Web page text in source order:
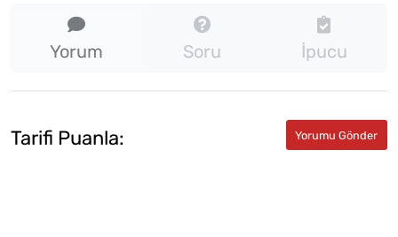
Yorum Soru İpucu
Tarifi Puanla: